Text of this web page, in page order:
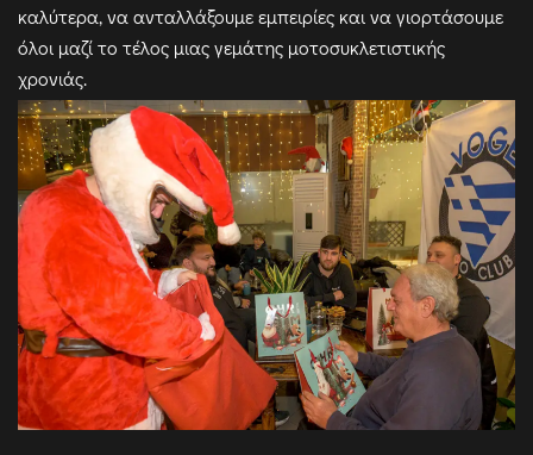
καλύτερα, να ανταλλάξουμε εμπειρίες και να γιορτάσουμε
όλοι μαζί το τέλος μιας γεμάτης μοτοσυκλετιστικής
χρονιάς.